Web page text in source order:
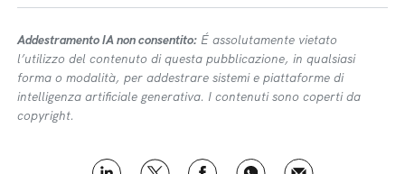
Addestramento IA non consentito: É assolutamente vietato
l’utilizzo del contenuto di questa pubblicazione, in qualsiasi
forma o modalità, per addestrare sistemi e piattaforme di
intelligenza artificiale generativa. I contenuti sono coperti da
copyright.